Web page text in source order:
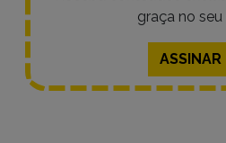
graça no seu
ASSINAR